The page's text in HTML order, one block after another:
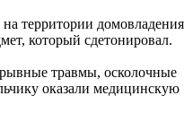
территории домовладения
который сдетонировал.
травмы, осколочные
оказали медицинскую